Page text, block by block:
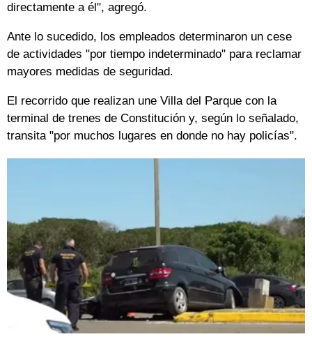
directamente a él", agregó.
Ante lo sucedido, los empleados determinaron un cese
de actividades "por tiempo indeterminado" para reclamar
mayores medidas de seguridad.
El recorrido que realizan une Villa del Parque con la
terminal de trenes de Constitución y, según lo señalado,
transita "por muchos lugares en donde no hay policías".